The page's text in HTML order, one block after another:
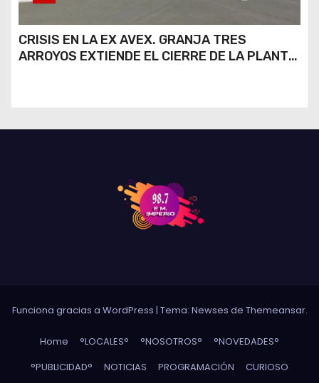
CRISIS EN LA EX AVEX. GRANJA TRES
ARROYOS EXTIENDE EL CIERRE DE LA PLANTA
Funciona gracias a WordPress | Tema: Newses de Themeansar.
Home °LOCALES° °NOSOTROS°
°NOVEDADES°
°PUBLICIDAD°
NOTICIAS PROGRAMACIÓN CURIOSO